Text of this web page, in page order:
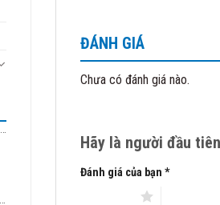
Địa chỉ: Số 41/1277 đường
Email
Hotline: 0983.480.866
ĐÁNH GIÁ
Chưa có đánh giá nào.
Hãy là người đầu
Đánh giá của bạn *